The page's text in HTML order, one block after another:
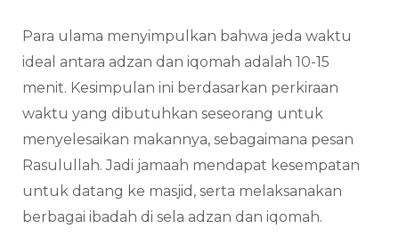
Para ulama menyimpulkan bahwa jeda waktu
ideal antara adzan dan iqomah adalah 10-15
menit. Kesimpulan ini berdasarkan perkiraan
waktu yang dibutuhkan seseorang untuk
menyelesaikan makannya, sebagaimana pesan
Rasulullah. Jadi jamaah mendapat kesempatan
untuk datang ke masjid, serta melaksanakan
berbagai ibadah di sela adzan dan iqomah.